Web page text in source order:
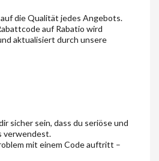
die Qualität jedes Angebots.
auf Rabatio wird
aktualisiert durch unsere
sicher sein, dass du seriöse und
verwendest.
mit einem Code auftritt –